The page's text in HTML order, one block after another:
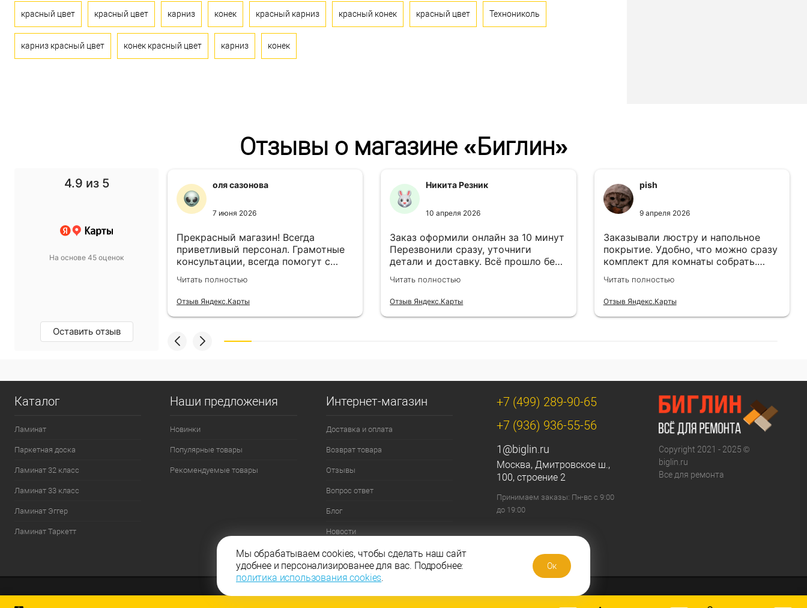
красный цвет красный цвет карниз конек красный карниз красный конек красный цвет Технониколь
карниз красный цвет конек красный цвет карниз конек
Отзывы о магазине «Биглин»
4.9 из 5
На основе 45 оценок
Оставить отзыв
просто супер!
какой хотели.
оля сазонова
7 июня 2026
Прекрасный магазин! Всегда
приветливый персонал. Грамотные
консультации, всегда помогут с
выбором! Всё привезли в
назначенный день!
Читать полностью
Отзыв Яндекс.Карты
Никита Резник
10 апреля 2026
Заказ оформили онлайн за 10 минут
Перезвонили сразу, уточниги
детали и доставку. Всё прошло без
лишней суеты.
Читать полностью
Отзыв Яндекс.Карты
pish
9 апреля 2026
Заказывали люстру и напольное
покрытие. Удобно, что можно сразу
комплект для комнаты собрать.
Цены адекватные.
Читать полностью
Отзыв Яндекс.Карты
Каталог
Ламинат
Паркетная доска
Ламинат 32 класс
Ламинат 33 класс
Ламинат Эггер
Ламинат Таркетт
Наши предложения
Новинки
Популярные товары
Рекомендуемые товары
Интернет-магазин
Доставка и оплата
Возврат товара
Отзывы
Вопрос ответ
Блог
Новости
Контакты
+7 (499) 289-90-65
+7 (936) 936-55-56
1@biglin.ru
Москва, Дмитровское ш.,
100, строение 2
Принимаем заказы: Пн-вс с 9:00
до 19:00
Copyright 2021 - 2025 ©
biglin.ru
Все для ремонта
Мы обрабатываем cookies, чтобы сделать наш сайт
удобнее и персонализированее для вас. Подробнее:
политика использования cookies.
Ок